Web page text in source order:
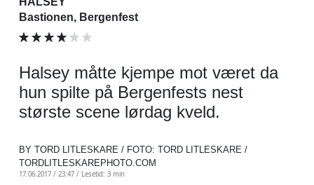
Bastionen, Bergenfest
Halsey måtte kjempe mot været da
hun spilte på Bergenfests nest
største scene lørdag kveld.
BY TORD LITLESKARE / FOTO: TORD LITLESKARE /
TORDLITLESKAREPHOTO.COM
17.06.2017 / 23:47 / Lesetid: 3 min